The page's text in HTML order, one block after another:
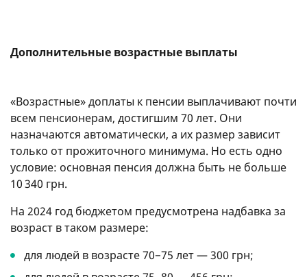
Дополнительные возрастные выплаты
«Возрастные» доплаты к пенсии выплачивают почти
всем пенсионерам, достигшим 70 лет. Они
назначаются автоматически, а их размер зависит
только от прожиточного минимума. Но есть одно
условие: основная пенсия должна быть не больше
10 340 грн.
На 2024 год бюджетом предусмотрена надбавка за
возраст в таком размере:
для людей в возрасте 70−75 лет — 300 грн;